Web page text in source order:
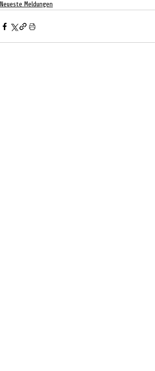
Neueste Meldungen